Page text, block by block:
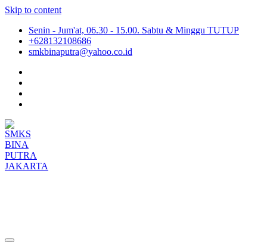
Skip to content
Senin - Jum'at, 06.30 - 15.00. Sabtu & Minggu TUTUP
+628132108686
smkbinaputra@yahoo.co.id